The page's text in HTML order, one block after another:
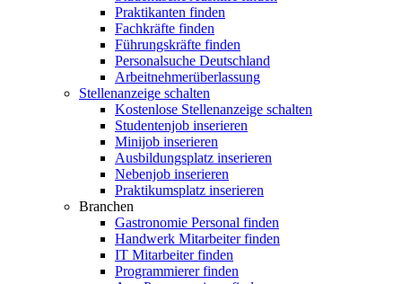
Praktikanten finden
Fachkräfte finden
Führungskräfte finden
Personalsuche Deutschland
Arbeitnehmerüberlassung
Stellenanzeige schalten
Kostenlose Stellenanzeige schalten
Studentenjob inserieren
Minijob inserieren
Ausbildungsplatz inserieren
Nebenjob inserieren
Praktikumsplatz inserieren
Branchen
Gastronomie Personal finden
Handwerk Mitarbeiter finden
IT Mitarbeiter finden
Programmierer finden